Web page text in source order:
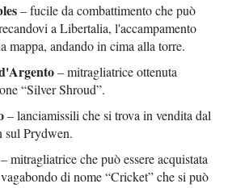
– fucile da combattimento che può
a Libertalia, l'accampamento
mappa, andando in cima alla torre.
– mitragliatrice ottenuta
“Silver Shroud”.
– lanciamissili che si trova in vendita dal
sul Prydwen.
– mitragliatrice che può essere acquistata
di nome “Cricket” che si può